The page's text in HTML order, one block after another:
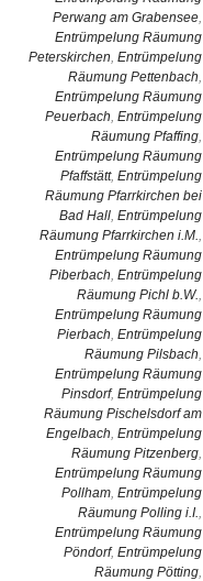
Perwang am Grabensee,
Entrümpelung Räumung
Peterskirchen, Entrümpelung
Räumung Pettenbach,
Entrümpelung Räumung
Peuerbach, Entrümpelung
Räumung Pfaffing,
Entrümpelung Räumung
Pfaffstätt, Entrümpelung
Räumung Pfarrkirchen bei
Bad Hall, Entrümpelung
Räumung Pfarrkirchen i.M.,
Entrümpelung Räumung
Piberbach, Entrümpelung
Räumung Pichl b.W.,
Entrümpelung Räumung
Pierbach, Entrümpelung
Räumung Pilsbach,
Entrümpelung Räumung
Pinsdorf, Entrümpelung
Räumung Pischelsdorf am
Engelbach, Entrümpelung
Räumung Pitzenberg,
Entrümpelung Räumung
Pollham, Entrümpelung
Räumung Polling i.I.,
Entrümpelung Räumung
Pöndorf, Entrümpelung
Räumung Pötting,